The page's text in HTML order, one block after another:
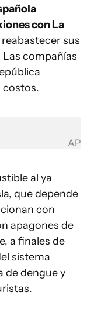
con La
sus
Las compañías
costos.
AP
al ya
que depende
con
apagones de
a finales de
sistema
de dengue y